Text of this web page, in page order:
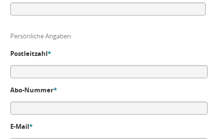
Persönliche Angaben
Postleitzahl*
Abo-Nummer*
E-Mail*